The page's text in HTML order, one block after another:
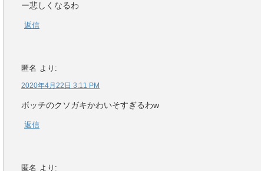
ー悲しくなるわ
返信
匿名 より:
2020年4月22日 3:11 PM
ボッチのクソガキかわいそすぎるわw
返信
匿名 より: